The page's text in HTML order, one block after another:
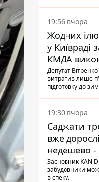
19:56 вчора
Жодних
у Київраді
КМДА
стійкості
Депутат
витратив лише
підготовку до
19:30 вчора
Саджати
вже
недешево -
Ніконов
Засновник KAN
забудовники
в спеку.